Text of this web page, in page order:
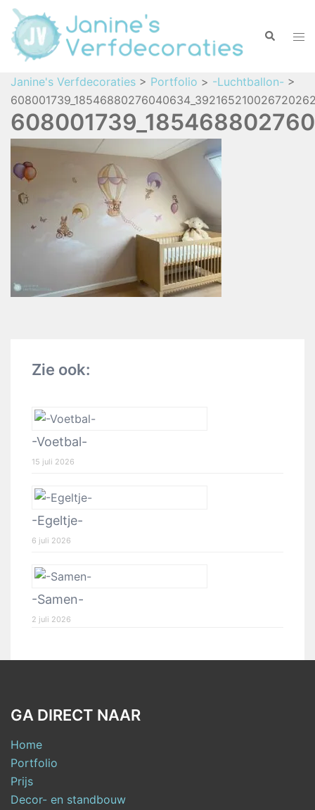
Janine's Verfdecoraties > Portfolio > -Luchtballon- >
Zie ook:
-Voetbal-
15 juli 2026
-Egeltje-
6 juli 2026
-Samen-
2 juli 2026
GA DIRECT NAAR
Home
Portfolio
Prijs
Decor- en standbouw